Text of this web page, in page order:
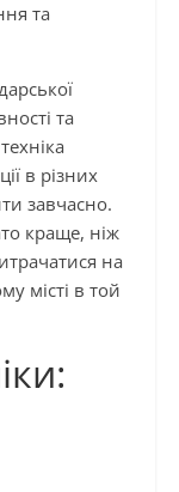
та
та
в різних
завчасно.
краще, ніж
на
місті в той